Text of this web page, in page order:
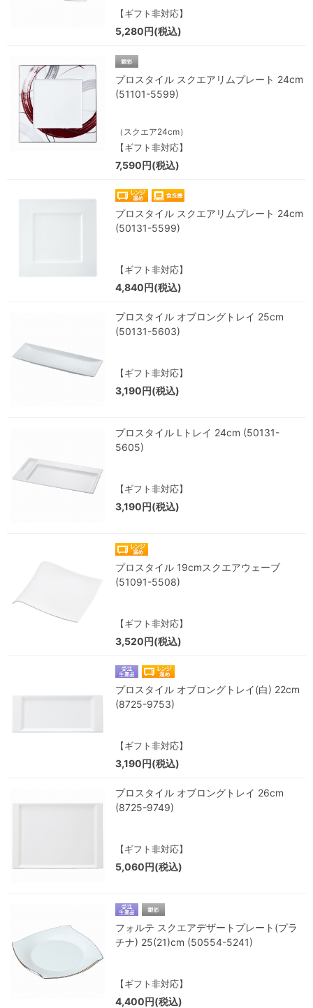
【ギフト非対応】
5,280円(税込)
プロスタイル スクエアリムプレート 24cm
(51101-5599)
（スクエア24cm）
【ギフト非対応】
7,590円(税込)
プロスタイル スクエアリムプレート 24cm
(50131-5599)
【ギフト非対応】
4,840円(税込)
プロスタイル オブロングトレイ 25cm
(50131-5603)
【ギフト非対応】
3,190円(税込)
プロスタイル Lトレイ 24cm (50131-
5605)
【ギフト非対応】
3,190円(税込)
プロスタイル 19cmスクエアウェーブ
(51091-5508)
【ギフト非対応】
3,520円(税込)
プロスタイル オブロングトレイ(白) 22cm
(8725-9753)
【ギフト非対応】
3,190円(税込)
プロスタイル オブロングトレイ 26cm
(8725-9749)
【ギフト非対応】
5,060円(税込)
フォルテ スクエアデザートプレート(プラ
チナ) 25(21)cm (50554-5241)
【ギフト非対応】
4,400円(税込)